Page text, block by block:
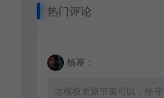
热门评论
杨幂：
这模板更新节奏可以，坐